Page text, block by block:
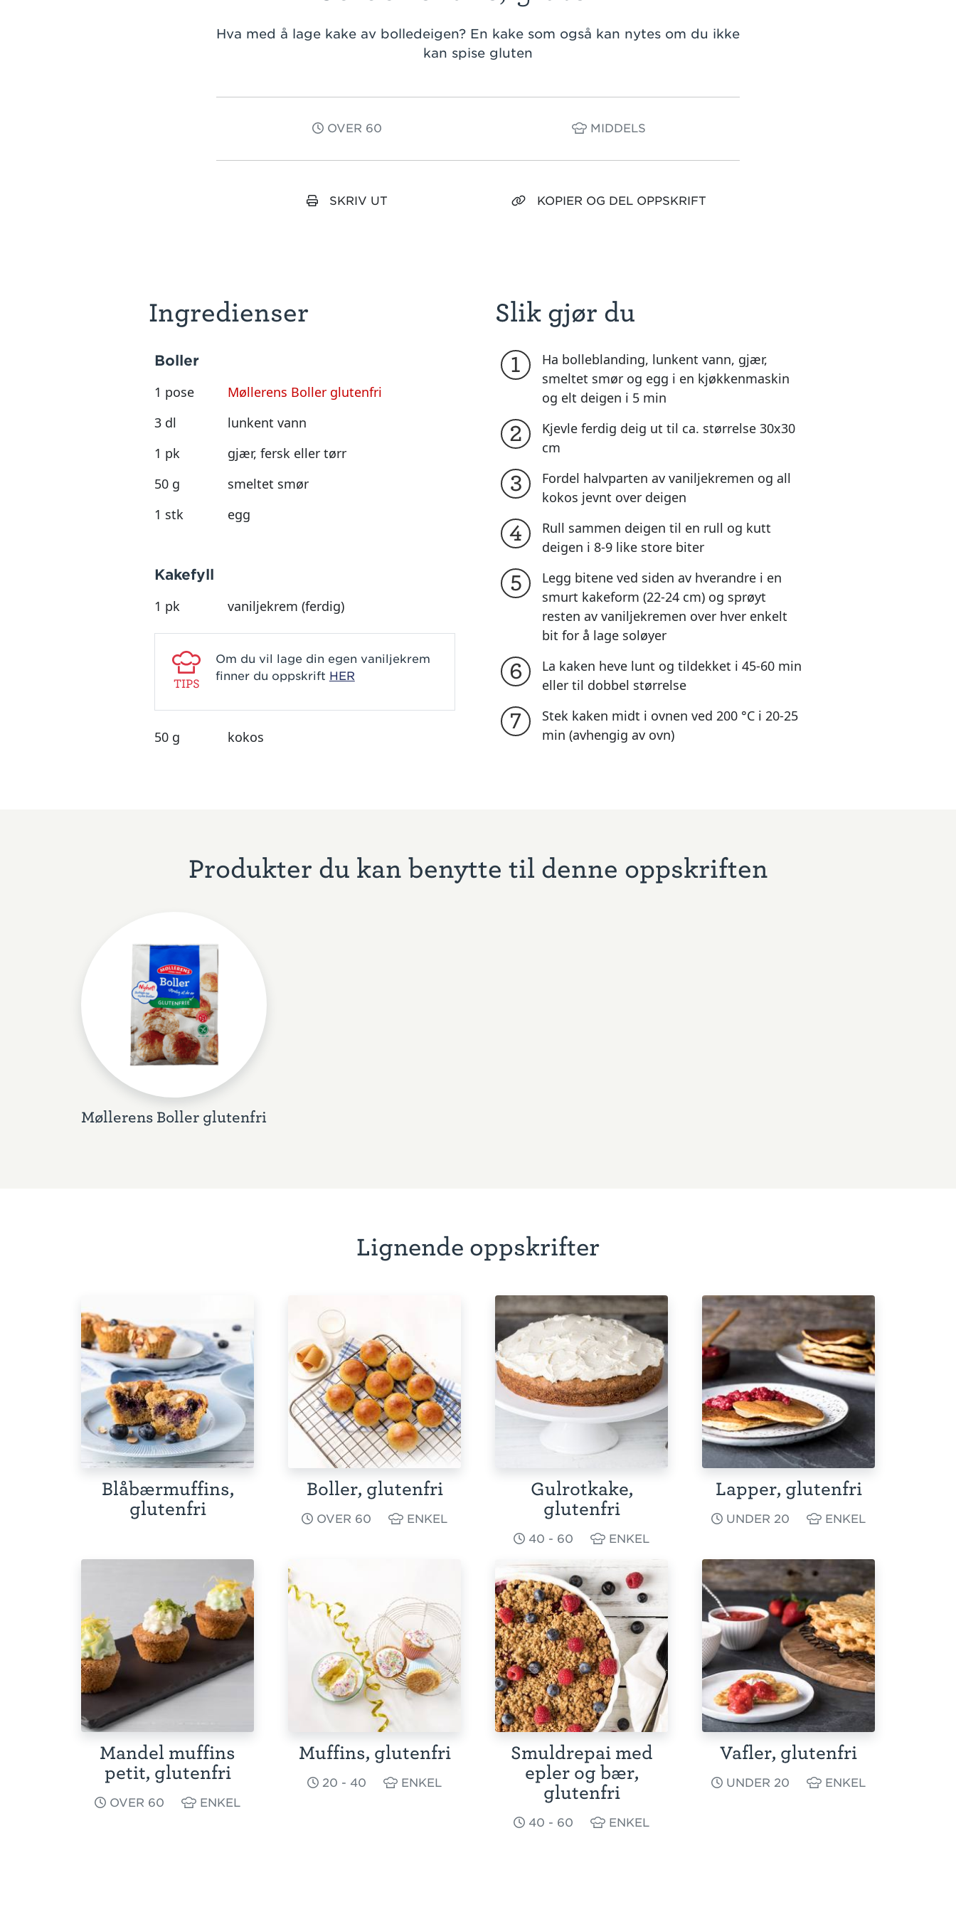
Hva med å lage kake av bolledeigen? En kake som også kan nytes om du ikke
kan spise gluten
OVER 60 MIDDELS
SKRIV UT KOPIER OG DEL OPPSKRIFT
Ingredienser
Boller
1 pose
Møllerens Boller glutenfri
3 dl
lunkent vann
1 pk
gjær, fersk eller tørr
50 g
smeltet smør
1 stk
egg
Kakefyll
1 pk
vaniljekrem (ferdig)
TIPS
Om du vil lage din egen vaniljekrem
finner du oppskrift HER
50 g kokos
Slik gjør du
1
Ha bolleblanding, lunkent vann, gjær,
smeltet smør og egg i en kjøkkenmaskin
og elt deigen i 5 min
2
Kjevle ferdig deig ut til ca. størrelse 30x30
cm
3
Fordel halvparten av vaniljekremen og all
kokos jevnt over deigen
4
Rull sammen deigen til en rull og kutt
deigen i 8-9 like store biter
5
Legg bitene ved siden av hverandre i en
smurt kakeform (22-24 cm) og sprøyt
resten av vaniljekremen over hver enkelt
bit for å lage soløyer
6
La kaken heve lunt og tildekket i 45-60 min
eller til dobbel størrelse
7
Stek kaken midt i ovnen ved 200 °C i 20-25
min (avhengig av ovn)
Produkter du kan benytte til denne oppskriften
Møllerens Boller glutenfri
Lignende oppskrifter
Blåbærmuffins,
glutenfri
Boller, glutenfri
OVER 60 ENKEL
Gulrotkake,
glutenfri
40 - 60 ENKEL
Lapper, glutenfri
UNDER 20 ENKEL
Mandel muffins
petit, glutenfri
OVER 60 ENKEL
Muffins, glutenfri
20 - 40 ENKEL
Smuldrepai med
epler og bær,
glutenfri
40 - 60 ENKEL
Vafler, glutenfri
UNDER 20 ENKEL